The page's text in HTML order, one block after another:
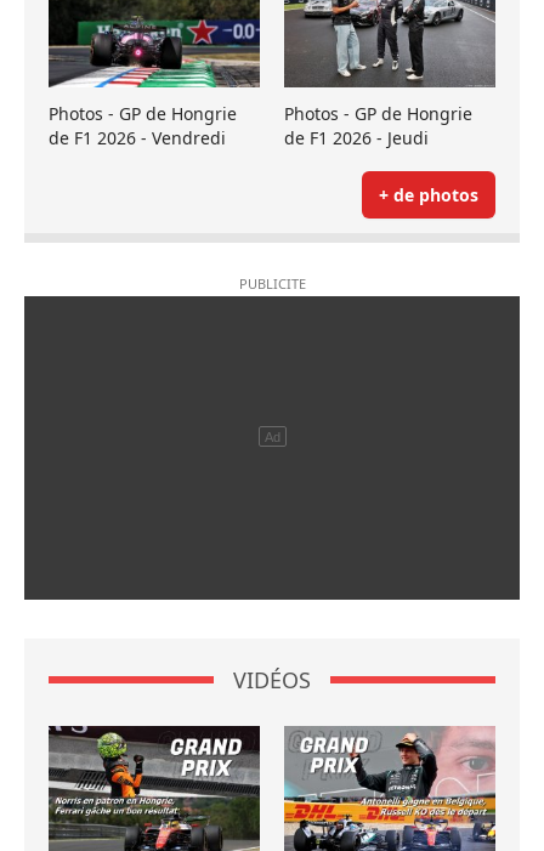
Photos - GP de Hongrie
de F1 2026 - Vendredi
Photos - GP de Hongrie
de F1 2026 - Jeudi
+ de photos
VIDÉOS